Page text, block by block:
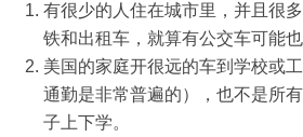
有很少的人住在城市里，并且很
铁和出租车，就算有公交车可能也
美国的家庭开很远的车到学校或
通勤是非常普遍的），也不是所
子上下学。